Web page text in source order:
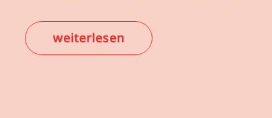
weiterlesen